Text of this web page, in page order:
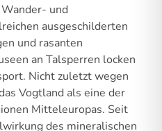
und
ausgeschilderten
und rasanten
an Talsperren locken
Nicht zuletzt wegen
Vogtland als eine der
Mitteleuropas. Seit
des mineralischen